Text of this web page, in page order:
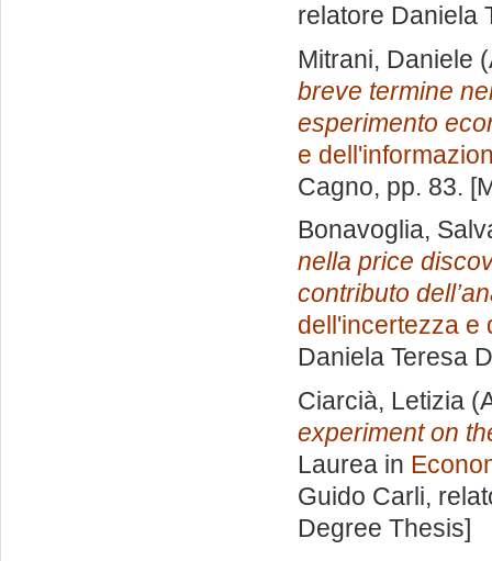
relatore Daniela
Mitrani, Daniele
breve termine
esperimento
e
Cagno, pp. 83.
Bonavoglia,
nella price
contributo
dell'incertezza e
Daniela Teresa
Ciarcià, Letizia
experiment on
Laurea in
Guido Carli,
Degree Thesis]